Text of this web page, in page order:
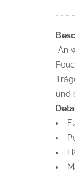
An
und